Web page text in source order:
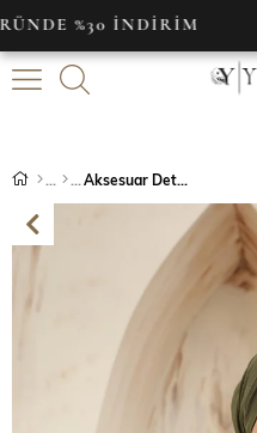
İNDİRİM ◆
Aksesuar Detaylı Saten Abiye Haki